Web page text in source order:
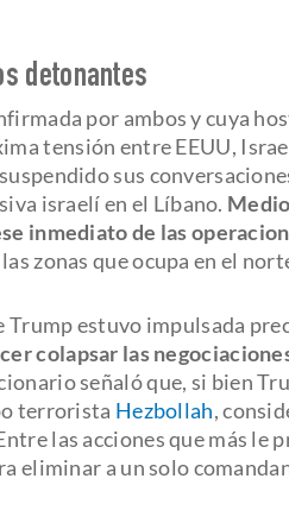
detonantes
por ambos y cuya
tensión entre EEUU,
sus
israelí en el Líbano.
inmediato de las
zonas que ocupa en el
Trump estuvo impulsada
colapsar las
señaló que, si bien
terrorista Hezbollah,
las acciones que más le
eliminar a un solo